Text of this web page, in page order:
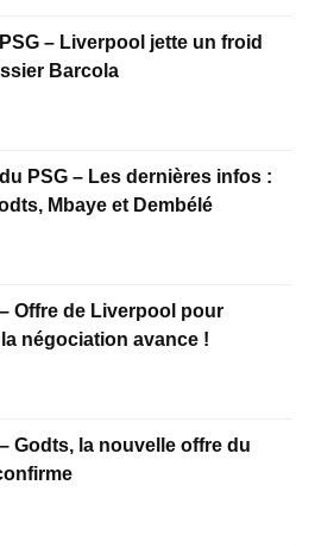
– Liverpool jette un froid
Barcola
PSG – Les dernières infos :
Mbaye et Dembélé
Offre de Liverpool pour
négociation avance !
Godts, la nouvelle offre du